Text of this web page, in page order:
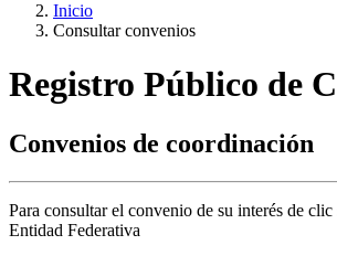
Inicio
Consultar convenios
Registro Público de
Convenios de coordinación
Para consultar el convenio de su interés de
Entidad Federativa